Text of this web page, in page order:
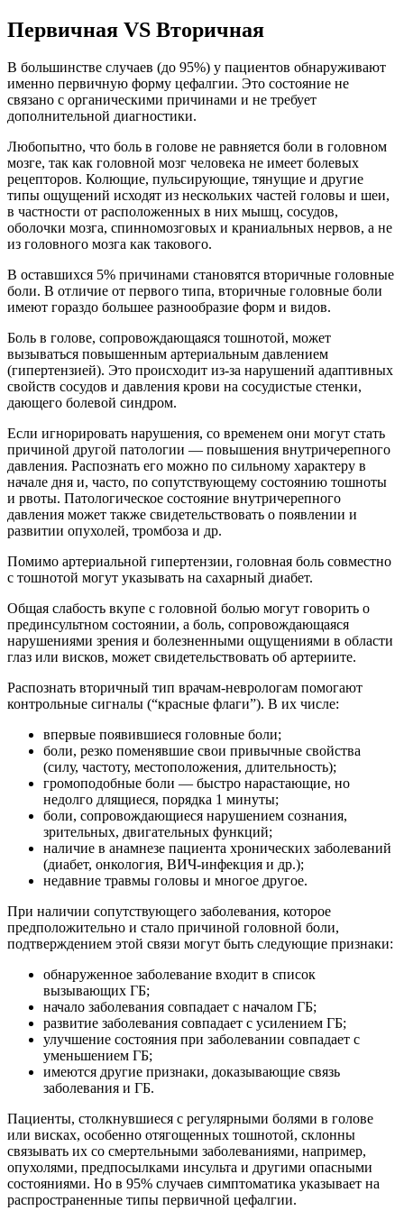
Первичная VS Вторичная
В большинстве случаев (до 95%) у пациентов обнаруживают
именно первичную форму цефалгии. Это состояние не
связано с органическими причинами и не требует
дополнительной диагностики.
Любопытно, что боль в голове не равняется боли в головном
мозге, так как головной мозг человека не имеет болевых
рецепторов. Колющие, пульсирующие, тянущие и другие
типы ощущений исходят из нескольких частей головы и шеи,
в частности от расположенных в них мышц, сосудов,
оболочки мозга, спинномозговых и краниальных нервов, а не
из головного мозга как такового.
В оставшихся 5% причинами становятся вторичные головные
боли. В отличие от первого типа, вторичные головные боли
имеют гораздо большее разнообразие форм и видов.
Боль в голове, сопровождающаяся тошнотой, может
вызываться повышенным артериальным давлением
(гипертензией). Это происходит из-за нарушений адаптивных
свойств сосудов и давления крови на сосудистые стенки,
дающего болевой синдром.
Если игнорировать нарушения, со временем они могут стать
причиной другой патологии — повышения внутричерепного
давления. Распознать его можно по сильному характеру в
начале дня и, часто, по сопутствующему состоянию тошноты
и рвоты. Патологическое состояние внутричерепного
давления может также свидетельствовать о появлении и
развитии опухолей, тромбоза и др.
Помимо артериальной гипертензии, головная боль совместно
с тошнотой могут указывать на сахарный диабет.
Общая слабость вкупе с головной болью могут говорить о
прединсультном состоянии, а боль, сопровождающаяся
нарушениями зрения и болезненными ощущениями в области
глаз или висков, может свидетельствовать об артериите.
Распознать вторичный тип врачам-неврологам помогают
контрольные сигналы (“красные флаги”). В их числе:
впервые появившиеся головные боли;
боли, резко поменявшие свои привычные свойства
(силу, частоту, местоположения, длительность);
громоподобные боли — быстро нарастающие, но
недолго длящиеся, порядка 1 минуты;
боли, сопровождающиеся нарушением сознания,
зрительных, двигательных функций;
наличие в анамнезе пациента хронических заболеваний
(диабет, онкология, ВИЧ-инфекция и др.);
недавние травмы головы и многое другое.
При наличии сопутствующего заболевания, которое
предположительно и стало причиной головной боли,
подтверждением этой связи могут быть следующие признаки:
обнаруженное заболевание входит в список
вызывающих ГБ;
начало заболевания совпадает с началом ГБ;
развитие заболевания совпадает с усилением ГБ;
улучшение состояния при заболевании совпадает с
уменьшением ГБ;
имеются другие признаки, доказывающие связь
заболевания и ГБ.
Пациенты, столкнувшиеся с регулярными болями в голове
или висках, особенно отягощенных тошнотой, склонны
связывать их со смертельными заболеваниями, например,
опухолями, предпосылками инсульта и другими опасными
состояниями. Но в 95% случаев симптоматика указывает на
распространенные типы первичной цефалгии.